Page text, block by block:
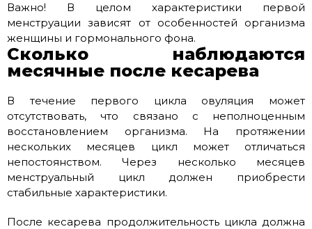
Важно! В целом характеристики первой
менструации зависят от особенностей организма
женщины и гормонального фона.
Сколько наблюдаются
месячные после кесарева
В течение первого цикла овуляция может
отсутствовать, что связано с неполноценным
восстановлением организма. На протяжении
нескольких месяцев цикл может отличаться
непостоянством. Через несколько месяцев
менструальный цикл должен приобрести
стабильные характеристики.
После кесарева продолжительность цикла должна